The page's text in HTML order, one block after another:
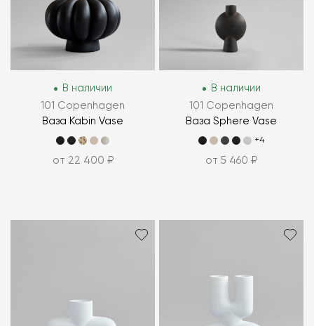
В наличии
101 Copenhagen
Ваза Kabin Vase
от 22 400 ₽
В наличии
101 Copenhagen
Ваза Sphere Vase
+4
от 5 460 ₽